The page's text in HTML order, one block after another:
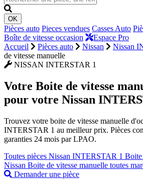
OK
Pièces auto Pieces vendues Casses Auto
Boîte de vitesse occasion
Espace Pro
Accueil
Pièces auto Nissan Nissan
de vitesse manuelle
NISSAN INTERSTAR 1
Votre Boite de vitesse
pour votre Nissan
Trouvez votre boite de vitesse manuelle
INTERSTAR 1 au meilleur prix. Pièces
garanties 24 mois par LPAO.
Toutes pièces Nissan INTERSTAR 1 Boite
Nissan Boite de vitesse manuelle toutes
Demander une pièce